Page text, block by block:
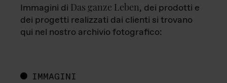
Immagini di Das ganze Leben, dei prodotti e
dei progetti realizzati dai clienti si trovano
qui nel nostro archivio fotografico:
IMMAGINI